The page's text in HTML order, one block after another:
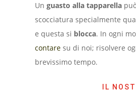
Un guasto alla tapparella
scocciatura specialmente
e questa si blocca. In ogni
contaresu di noi; risolvere
brevissimo tempo.
IL